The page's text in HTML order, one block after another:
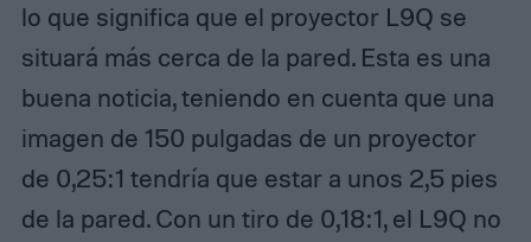
lo que significa que el proyector L9Q se
situará más cerca de la pared. Esta es una
buena noticia, teniendo en cuenta que una
imagen de 150 pulgadas de un proyector
de 0,25:1 tendría que estar a unos 2,5 pies
de la pared. Con un tiro de 0,18:1, el L9Q no